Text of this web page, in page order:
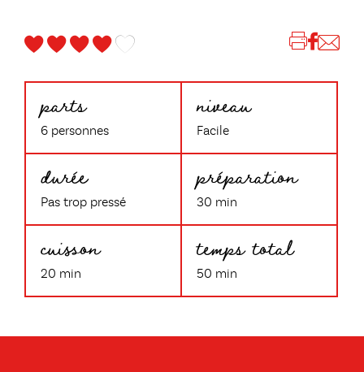
parts
6 personnes
niveau
Facile
durée
Pas trop pressé
préparation
30 min
cuisson
20 min
temps total
50 min